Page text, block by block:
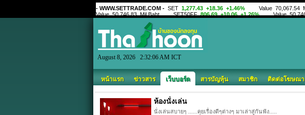
August 8, 2026 2:32:06 AM ICT
หน้าแรก ข่าวสาร เว็บบอร์ด สารบัญหุ้น สมาชิก ติดต่อโฆษณา
ห้องนั่งเล่น
นั่งเล่นสบายๆ ......คุยเรื่องดีๆต่างๆ มาเล่าสู่กันฟัง.....